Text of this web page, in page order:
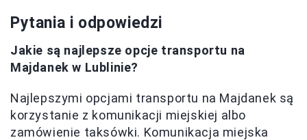
Pytania i odpowiedzi
Jakie są najlepsze opcje transportu na
Majdanek w Lublinie?
Najlepszymi opcjami transportu na Majdanek są
korzystanie z komunikacji miejskiej albo
zamówienie taksówki. Komunikacja miejska